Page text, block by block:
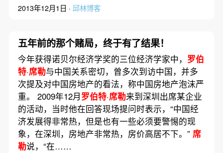
2013年12月1日 · 邱林博客
五年前的那个赌局，终于有了结果！
今年获得诺贝尔经济学奖的三位经济学家中， 罗伯
特·席勒与中国关系密切，曾多次到访中国，并多
次提及对中国房地产的看法，称中国房地产泡沫严
重。 2009年12月罗伯特·席勒来到深圳出席某企业
的活动，当时他在回答现场提问时表示，“中国经
济发展得非常热，但是也有一些必须要警惕的现
象，在深圳，房地产非常热，房价高居不下。” 席
勒说，“在……